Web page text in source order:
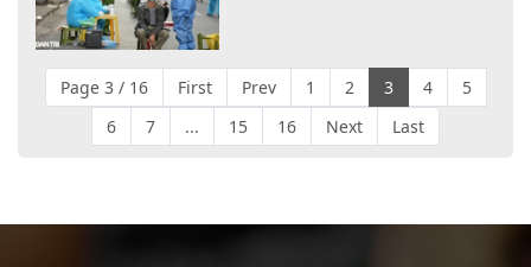
Page 3 / 16 First Prev 1 2 3 4
5
6
7 ... 15 16 Next Last